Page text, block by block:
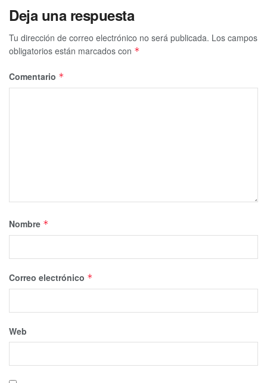
Deja una respuesta
Tu dirección de correo electrónico no será publicada. Los campos
obligatorios están marcados con *
Comentario *
Nombre *
Correo electrónico *
Web